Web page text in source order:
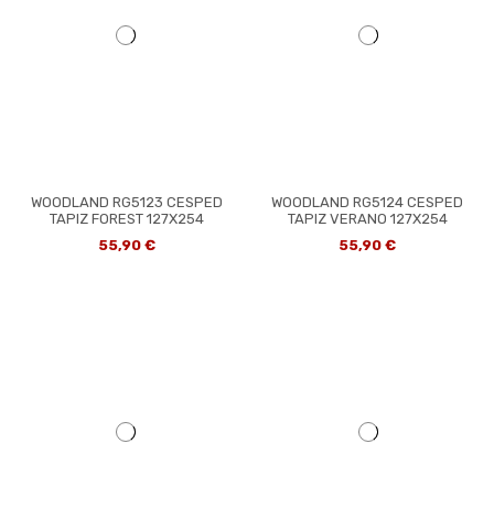
WOODLAND RG5123 CESPED
TAPIZ FOREST 127X254
55,90 €
WOODLAND RG5124 CESPED
TAPIZ VERANO 127X254
55,90 €